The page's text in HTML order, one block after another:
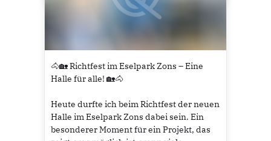
🐴🏡 Richtfest im Eselpark Zons – Eine
Halle für alle! 🏡🐴
Heute durfte ich beim Richtfest der neuen
Halle im Eselpark Zons dabei sein. Ein
besonderer Moment für ein Projekt, das